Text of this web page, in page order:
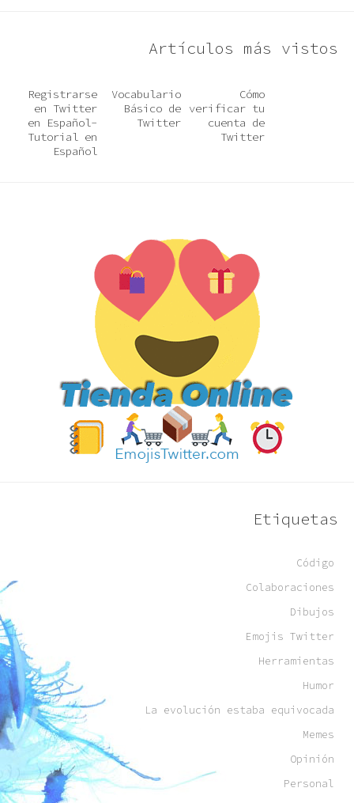
Artículos más vistos
Registrarse
en Twitter
en Español-
Tutorial en
Español
Vocabulario
Básico de
Twitter
Cómo
verificar tu
cuenta de
Twitter
Etiquetas
Código
Colaboraciones
Dibujos
Emojis Twitter
Herramientas
Humor
La evolución estaba equivocada
Memes
Opinión
Personal